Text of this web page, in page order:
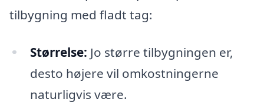
tilbygning med fladt tag:
Størrelse: Jo større tilbygningen er,
desto højere vil omkostningerne
naturligvis være.